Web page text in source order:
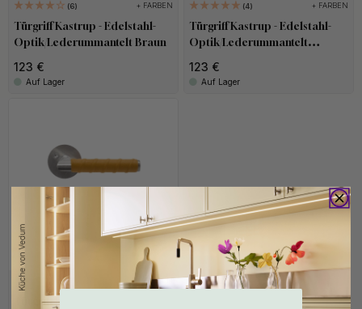
6 + FARBEN
Türgriff Kastrup - Edelstahl-
Optik/Lederummantelt Braun
123 €
Auf Lager
4 + FARBEN
Türgriff Kastrup - Edelstahl-
Optik/Lederummantelt
123 €
Auf Lager
+ FARBEN
Türgriff Kastrup - Edelstahl-